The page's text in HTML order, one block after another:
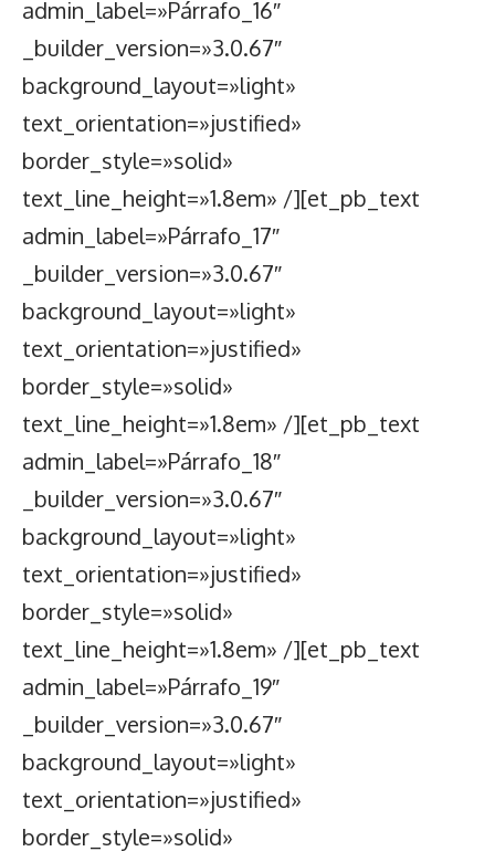
admin_label=»Párrafo_16″
_builder_version=»3.0.67″
background_layout=»light»
text_orientation=»justified»
border_style=»solid»
text_line_height=»1.8em» /][et_pb_text
admin_label=»Párrafo_17″
_builder_version=»3.0.67″
background_layout=»light»
text_orientation=»justified»
border_style=»solid»
text_line_height=»1.8em» /][et_pb_text
admin_label=»Párrafo_18″
_builder_version=»3.0.67″
background_layout=»light»
text_orientation=»justified»
border_style=»solid»
text_line_height=»1.8em» /][et_pb_text
admin_label=»Párrafo_19″
_builder_version=»3.0.67″
background_layout=»light»
text_orientation=»justified»
border_style=»solid»